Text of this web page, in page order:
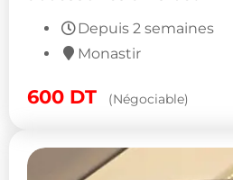
Depuis 2 semaines
Monastir
600 DT (Négociable)